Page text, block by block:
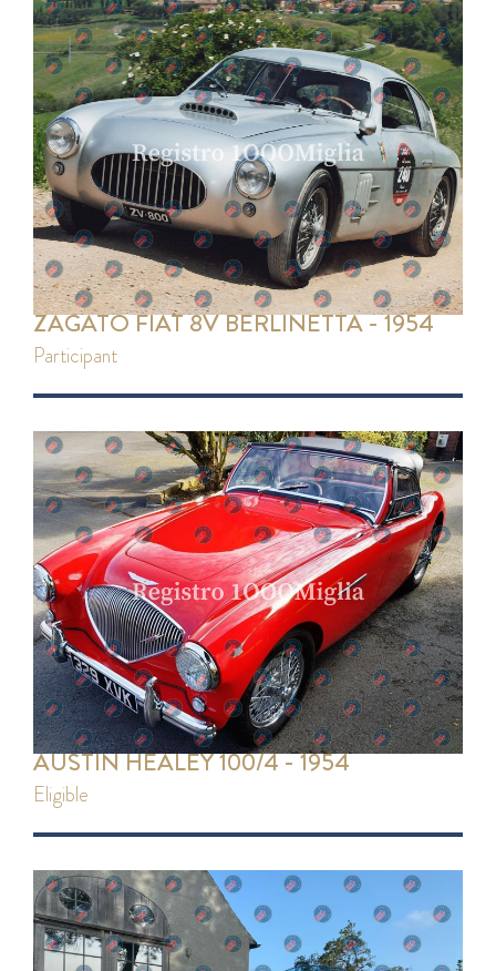
ZAGATO FIAT 8V BERLINETTA - 1954
participant
AUSTIN HEALEY 100/4 - 1954
eligible